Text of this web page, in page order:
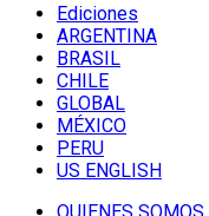
Ediciones
ARGENTINA
BRASIL
CHILE
GLOBAL
MÉXICO
PERU
US ENGLISH